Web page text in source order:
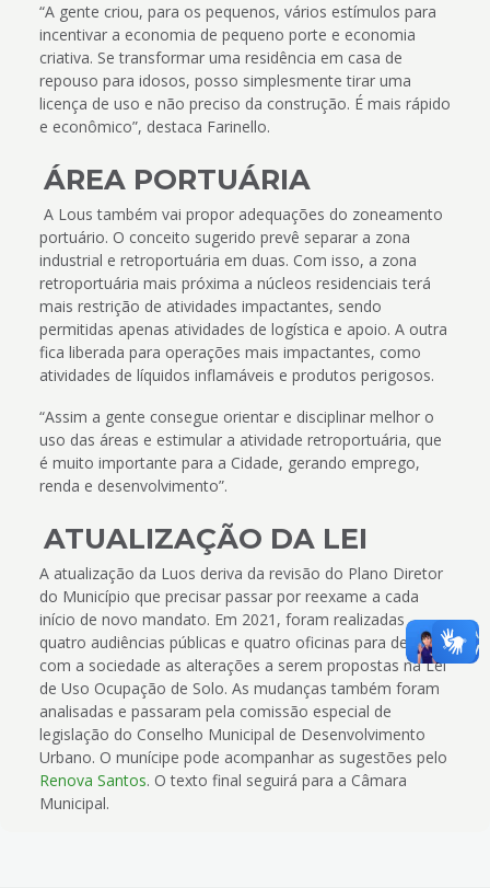
“A gente criou, para os pequenos, vários estímulos para
incentivar a economia de pequeno porte e economia
criativa. Se transformar uma residência em casa de
repouso para idosos, posso simplesmente tirar uma
licença de uso e não preciso da construção. É mais rápido
e econômico”, destaca Farinello.
ÁREA PORTUÁRIA
A Lous também vai propor adequações do zoneamento
portuário. O conceito sugerido prevê separar a zona
industrial e retroportuária em duas. Com isso, a zona
retroportuária mais próxima a núcleos residenciais terá
mais restrição de atividades impactantes, sendo
permitidas apenas atividades de logística e apoio. A outra
fica liberada para operações mais impactantes, como
atividades de líquidos inflamáveis e produtos perigosos.
“Assim a gente consegue orientar e disciplinar melhor o
uso das áreas e estimular a atividade retroportuária, que
é muito importante para a Cidade, gerando emprego,
renda e desenvolvimento”.
ATUALIZAÇÃO DA LEI
A atualização da Luos deriva da revisão do Plano Diretor
do Município que precisar passar por reexame a cada
início de novo mandato. Em 2021, foram realizadas
quatro audiências públicas e quatro oficinas para debater
com a sociedade as alterações a serem propostas na Lei
de Uso Ocupação de Solo. As mudanças também foram
analisadas e passaram pela comissão especial de
legislação do Conselho Municipal de Desenvolvimento
Urbano. O munícipe pode acompanhar as sugestões pelo
Renova Santos. O texto final seguirá para a Câmara
Municipal.